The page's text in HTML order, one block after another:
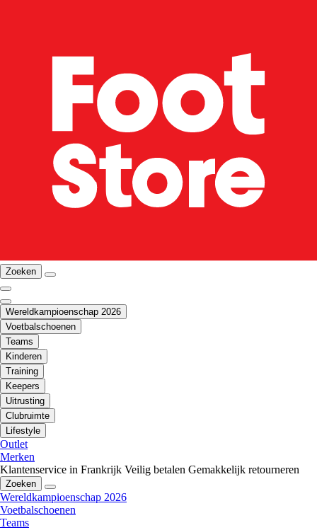
Zoeken
Wereldkampioenschap 2026
Voetbalschoenen
Teams
Kinderen
Training
Keepers
Uitrusting
Clubruimte
Lifestyle
Outlet
Merken
Klantenservice in Frankrijk Veilig betalen Gemakkelijk retourneren
Zoeken
Wereldkampioenschap 2026
Voetbalschoenen
Teams